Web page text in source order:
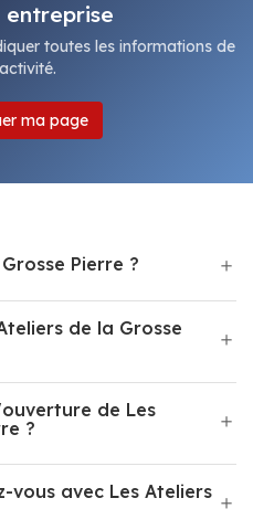
entreprise
toutes les informations de
ma page
Pierre ?
de la Grosse
de Les
?
vous avec Les Ateliers